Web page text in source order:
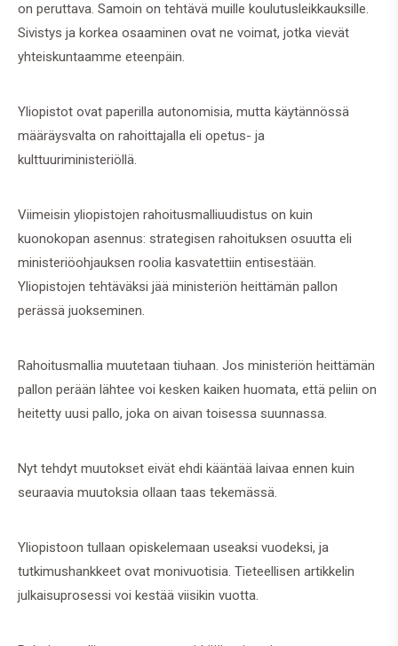
on peruttava. Samoin on tehtävä muille koulutusleikkauksille.
Sivistys ja korkea osaaminen ovat ne voimat, jotka vievät
yhteiskuntaamme eteenpäin.
Yliopistot ovat paperilla autonomisia, mutta käytännössä
määräysvalta on rahoittajalla eli opetus- ja
kulttuuriministeriöllä.
Viimeisin yliopistojen rahoitusmalliuudistus on kuin
kuonokopan asennus: strategisen rahoituksen osuutta eli
ministeriöohjauksen roolia kasvatettiin entisestään.
Yliopistojen tehtäväksi jää ministeriön heittämän pallon
perässä juokseminen.
Rahoitusmallia muutetaan tiuhaan. Jos ministeriön heittämän
pallon perään lähtee voi kesken kaiken huomata, että peliin on
heitetty uusi pallo, joka on aivan toisessa suunnassa.
Nyt tehdyt muutokset eivät ehdi kääntää laivaa ennen kuin
seuraavia muutoksia ollaan taas tekemässä.
Yliopistoon tullaan opiskelemaan useaksi vuodeksi, ja
tutkimushankkeet ovat monivuotisia. Tieteellisen artikkelin
julkaisuprosessi voi kestää viisikin vuotta.